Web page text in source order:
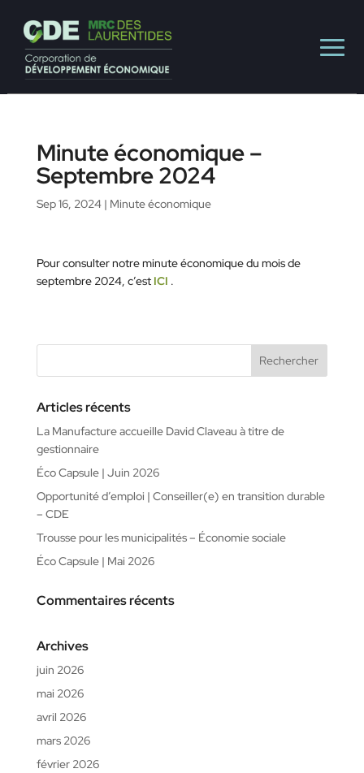
Minute économique –
Septembre 2024
Sep 16, 2024| Minute économique
Pour consulter notre minute économique du mois de
septembre 2024, c’est ICI .
Articles récents
La Manufacture accueille David Claveau à titre de
gestionnaire
Éco Capsule | Juin 2026
Opportunité d’emploi | Conseiller(e) en transition durable
– CDE
Trousse pour les municipalités – Économie sociale
Éco Capsule | Mai 2026
Commentaires récents
Archives
juin 2026
mai 2026
avril 2026
mars 2026
février 2026